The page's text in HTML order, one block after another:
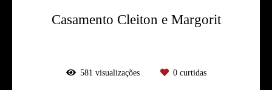
Casamento Cleiton e Margorit
581 visualizações 0curtidas